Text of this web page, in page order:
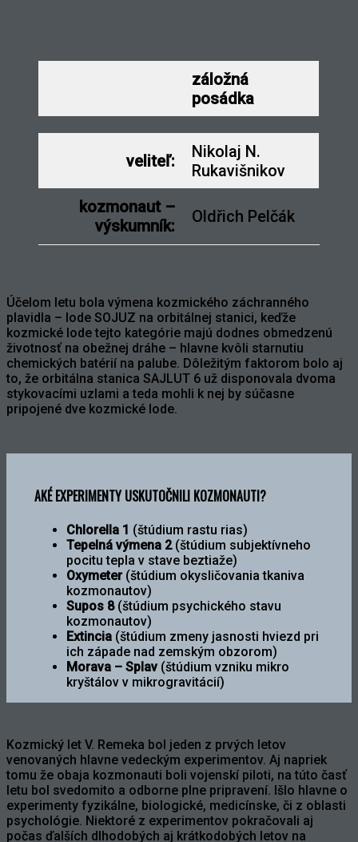
záložná
posádka
veliteľ:
Nikolaj N.
Rukavišnikov
kozmonaut –
výskumník:
Oldřich Pelčák
Účelom letu bola výmena kozmického záchranného
plavidla – lode SOJUZ na orbitálnej stanici, keďže
kozmické lode tejto kategórie majú dodnes obmedzenú
životnosť na obežnej dráhe – hlavne kvôli starnutiu
chemických batérií na palube. Dôležitým faktorom bolo aj
to, že orbitálna stanica SAJLUT 6 už disponovala dvoma
stykovacími uzlami a teda mohli k nej by súčasne
pripojené dve kozmické lode.
AKÉ EXPERIMENTY USKUTOČNILI KOZMONAUTI?
Chlorella 1 (štúdium rastu rias)
Tepelná výmena 2(štúdium subjektívneho
pocitu tepla v stave beztiaže)
Oxymeter(štúdium okysličovania tkaniva
kozmonautov)
Supos 8(štúdium psychického stavu
kozmonautov)
Extincia(štúdium zmeny jasnosti hviezd pri
ich západe nad zemským obzorom)
Morava – Splav (štúdium vzniku mikro
kryštálov v mikrogravitácií)
Kozmický let V. Remeka bol jeden z prvých letov
venovaných hlavne vedeckým experimentov. Aj napriek
tomu že obaja kozmonauti boli vojenskí piloti, na túto časť
letu bol svedomito a odborne plne pripravení. Išlo hlavne o
experimenty fyzikálne, biologické, medicínske, či z oblasti
psychológie. Niektoré z experimentov pokračovali aj
počas ďalších dlhodobých aj krátkodobých letov na